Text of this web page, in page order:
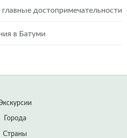
достопримечательности
в Батуми
Города
Страны